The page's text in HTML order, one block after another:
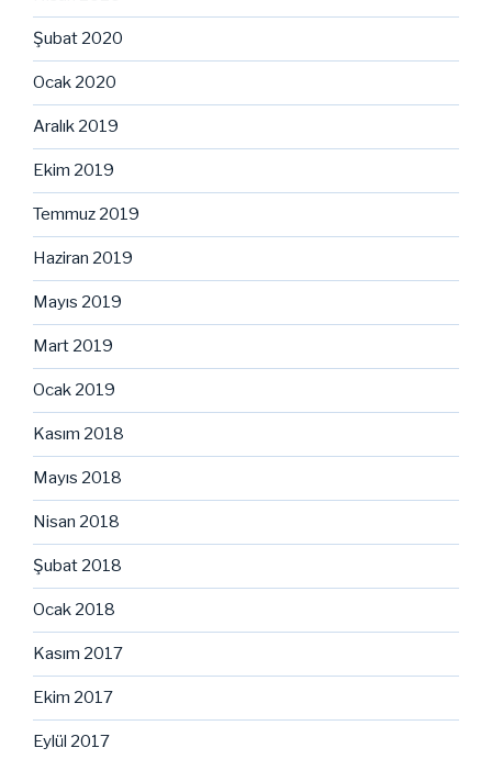
Şubat 2020
Ocak 2020
Aralık 2019
Ekim 2019
Temmuz 2019
Haziran 2019
Mayıs 2019
Mart 2019
Ocak 2019
Kasım 2018
Mayıs 2018
Nisan 2018
Şubat 2018
Ocak 2018
Kasım 2017
Ekim 2017
Eylül 2017